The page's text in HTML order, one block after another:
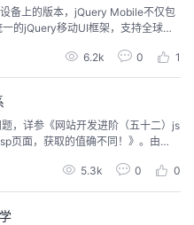
备上的版本，jQuery Mobile不仅包
的jQuery移动UI框架，支持全球主
在Android手机上创建图文结合
6.2k 0 1
，详参《网站开发进阶（五十二）js
页面，获取的值确不同！》。由
：// 通过jquery方式获取元素值var x
5.3k 0 0